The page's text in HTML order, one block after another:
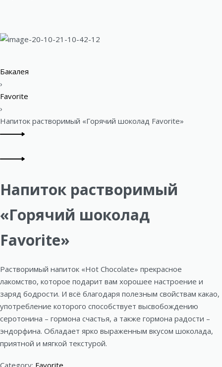
Бакалея
›
Favorite
›
Напиток растворимый «Горячий шоколад Favorite»
P
r
d
u
t
n
a
v
i
g
a
product:
product:
Напиток растворимый
«Горячий шоколад
Favorite»
Растворимый напиток «Hot Chocolate» прекрасное
лакомство, которое подарит вам хорошее настроение и
заряд бодрости. И всё благодаря полезным свойствам какао,
употребление которого способствует высвобождению
серотонина – гормона счастья, а также гормона радости –
эндорфина. Обладает ярко выраженным вкусом шоколада,
приятной и мягкой текстурой.
Category: Favorite